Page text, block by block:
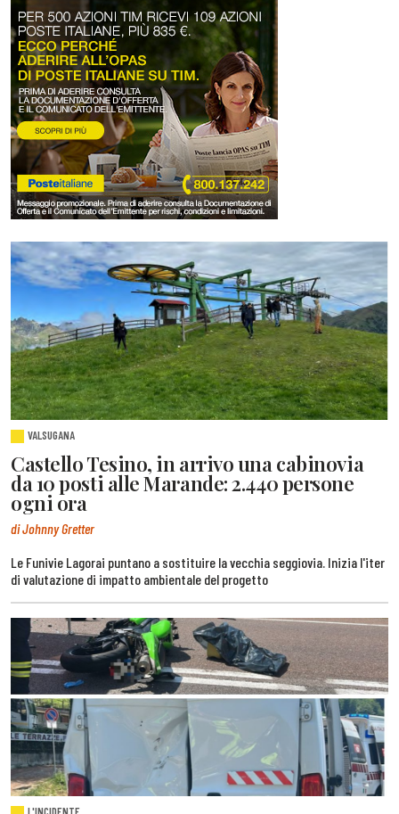
VALSUGANA
Castello Tesino, in arrivo una cabinovia
da 10 posti alle Marande: 2.440 persone
ogni ora
di Johnny Gretter
Le Funivie Lagorai puntano a sostituire la vecchia seggiovia. Inizia l'iter
di valutazione di impatto ambientale del progetto